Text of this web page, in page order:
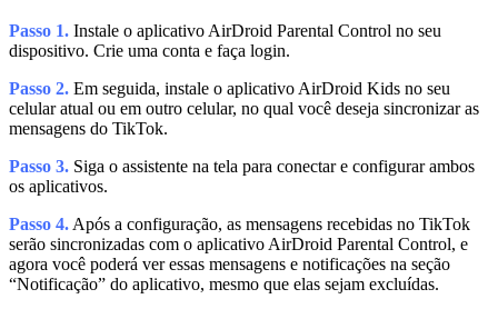
Passo 1. Instale o aplicativo AirDroid Parental Control no seu
dispositivo. Crie uma conta e faça login.
Passo 2. Em seguida, instale o aplicativo AirDroid Kids no seu
celular atual ou em outro celular, no qual você deseja sincronizar as
mensagens do TikTok.
Passo 3. Siga o assistente na tela para conectar e configurar ambos
os aplicativos.
Passo 4. Após a configuração, as mensagens recebidas no TikTok
serão sincronizadas com o aplicativo AirDroid Parental Control, e
agora você poderá ver essas mensagens e notificações na seção
“Notificação” do aplicativo, mesmo que elas sejam excluídas.